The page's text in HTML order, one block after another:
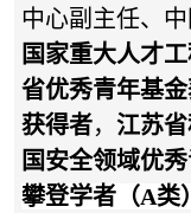
中心副主任、
国家重大人才
省优秀青年基
获得者， 江苏
国安全领域优
攀登学者（A类